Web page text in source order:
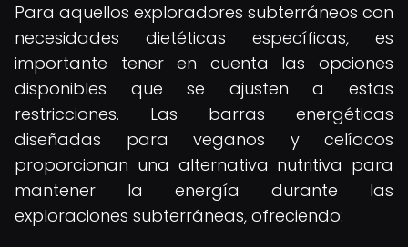
Para aquellos exploradores subterráneos con
necesidades dietéticas específicas, es
importante tener en cuenta las opciones
disponibles que se ajusten a estas
restricciones. Las barras energéticas
diseñadas para veganos y celíacos
proporcionan una alternativa nutritiva para
mantener la energía durante las
exploraciones subterráneas, ofreciendo: